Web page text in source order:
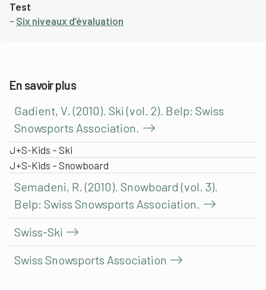
Test
– Six niveaux d’évaluation
En savoir plus
Gadient, V. (2010). Ski (vol. 2). Belp: Swiss
Snowsports Association.
J+S-Kids – Ski
J+S-Kids – Snowboard
Semadeni, R. (2010). Snowboard (vol. 3).
Belp: Swiss Snowsports Association.
Swiss-Ski
Swiss Snowsports Association